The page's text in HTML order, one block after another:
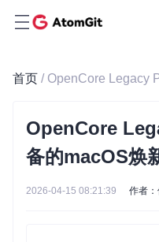
首页
OpenCore
备的macOS焕
2026-04-15 08:21:39 作者